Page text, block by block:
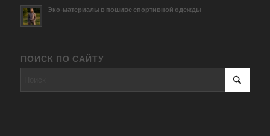
Эко-материалы в пошиве спортивной одежды
ПОИСК ПО САЙТУ